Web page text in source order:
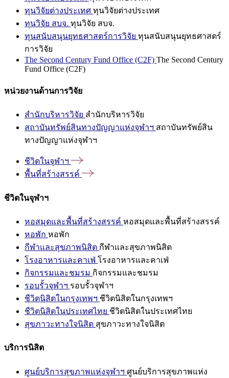
ทุนวิจัยต่างประเทศ ทุนวิจัยต่างประเทศ
ทุนวิจัย สบจ. ทุนวิจัย สบจ.
ทุนสนับสนุนยุทธศาสตร์การวิจัย ทุนสนับสนุนยุทธศาสตร์
การวิจัย
The Second Century Fund Office (C2F) The Second Century
Fund Office (C2F)
หน่วยงานด้านการวิจัย
สำนักบริหารวิจัย สำนักบริหารวิจัย
สถาบันทรัพย์สินทางปัญญาแห่งจุฬาฯ สถาบันทรัพย์สิน
ทางปัญญาแห่งจุฬาฯ
ชีวิตในจุฬาฯ
พื้นที่สร้างสรรค์
ชีวิตในจุฬาฯ
หอสมุดและพื้นที่สร้างสรรค์ หอสมุดและพื้นที่สร้างสรรค์
หอพัก หอพัก
กีฬาและสุขภาพนิสิต กีฬาและสุขภาพนิสิต
โรงอาหารและคาเฟ่ โรงอาหารและคาเฟ่
กิจกรรมและชมรม กิจกรรมและชมรม
รอบรั้วจุฬาฯ รอบรั้วจุฬาฯ
ชีวิตนิสิตในกรุงเทพฯ ชีวิตนิสิตในกรุงเทพฯ
ชีวิตนิสิตในประเทศไทย ชีวิตนิสิตในประเทศไทย
สุขภาวะทางใจนิสิต สุขภาวะทางใจนิสิต
บริการนิสิต
ศูนย์บริการสุขภาพแห่งจุฬาฯ ศูนย์บริการสุขภาพแห่ง